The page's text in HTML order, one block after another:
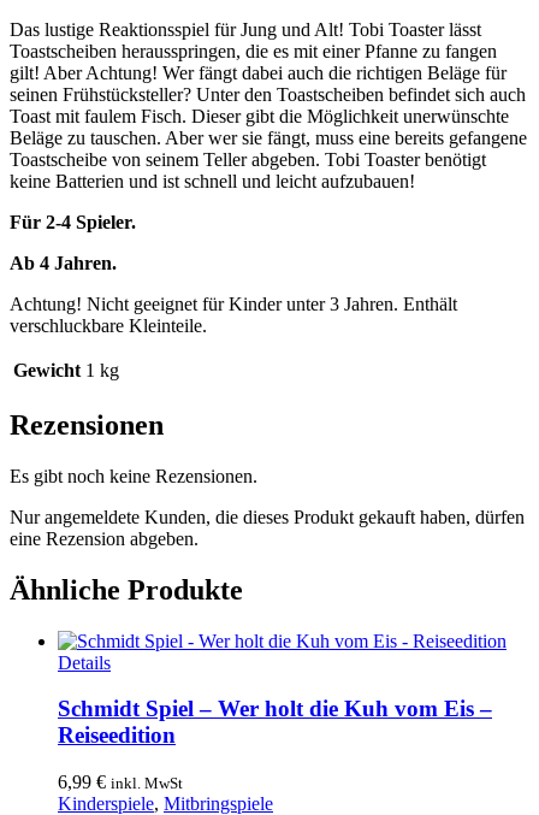
Das lustige Reaktionsspiel für Jung und Alt! Tobi Toaster lässt
Toastscheiben herausspringen, die es mit einer Pfanne zu fangen
gilt! Aber Achtung! Wer fängt dabei auch die richtigen Beläge für
seinen Frühstücksteller? Unter den Toastscheiben befindet sich auch
Toast mit faulem Fisch. Dieser gibt die Möglichkeit unerwünschte
Beläge zu tauschen. Aber wer sie fängt, muss eine bereits gefangene
Toastscheibe von seinem Teller abgeben. Tobi Toaster benötigt
keine Batterien und ist schnell und leicht aufzubauen!
Für 2-4 Spieler.
Ab 4 Jahren.
Achtung! Nicht geeignet für Kinder unter 3 Jahren. Enthält
verschluckbare Kleinteile.
Gewicht 1 kg
Rezensionen
Es gibt noch keine Rezensionen.
Nur angemeldete Kunden, die dieses Produkt gekauft haben, dürfen
eine Rezension abgeben.
Ähnliche Produkte
Details
Schmidt Spiel – Wer holt die Kuh vom Eis –
Reiseedition
6,99 € inkl. MwSt
Kinderspiele, Mitbringspiele